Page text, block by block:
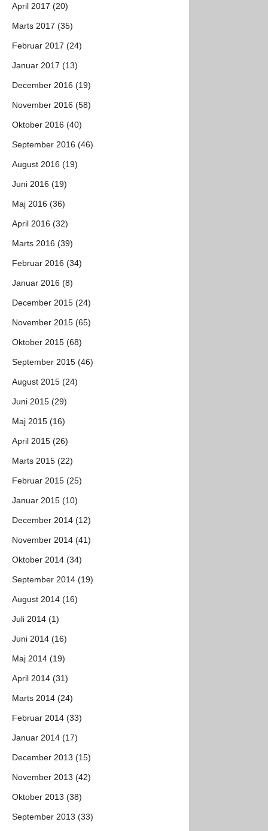
April 2017 (20)
Marts 2017 (35)
Februar 2017 (24)
Januar 2017 (13)
December 2016 (19)
November 2016 (58)
Oktober 2016 (40)
September 2016 (46)
August 2016 (19)
Juni 2016 (19)
Maj 2016 (36)
April 2016 (32)
Marts 2016 (39)
Februar 2016 (34)
Januar 2016 (8)
December 2015 (24)
November 2015 (65)
Oktober 2015 (68)
September 2015 (46)
August 2015 (24)
Juni 2015 (29)
Maj 2015 (16)
April 2015 (26)
Marts 2015 (22)
Februar 2015 (25)
Januar 2015 (10)
December 2014 (12)
November 2014 (41)
Oktober 2014 (34)
September 2014 (19)
August 2014 (16)
Juli 2014 (1)
Juni 2014 (16)
Maj 2014 (19)
April 2014 (31)
Marts 2014 (24)
Februar 2014 (33)
Januar 2014 (17)
December 2013 (15)
November 2013 (42)
Oktober 2013 (38)
September 2013 (33)